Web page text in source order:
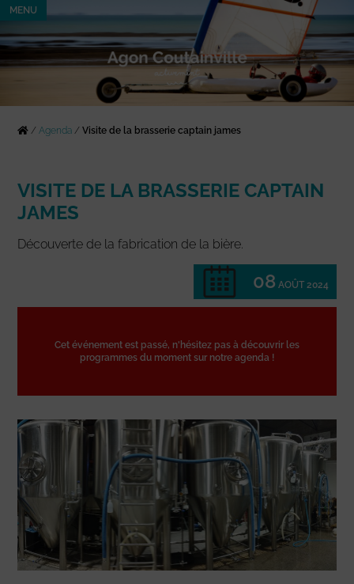
MENU
/Agenda /Visite de la brasserie captain james
VISITE DE LA BRASSERIE CAPTAIN
JAMES
Découverte de la fabrication de la bière.
08 AOÛT 2024
Cet événement est passé, n'hésitez pas à découvrir les
programmes du moment sur notre agenda !